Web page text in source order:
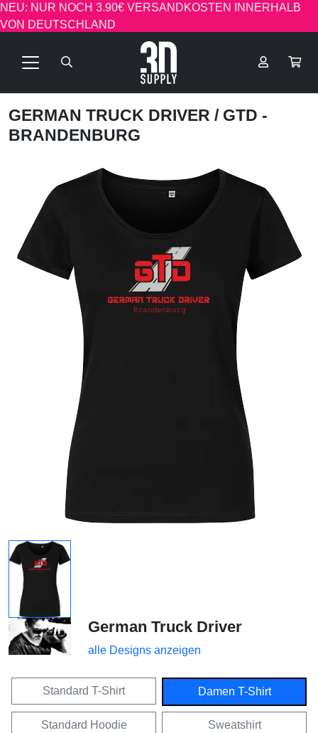
NEU: NUR NOCH 3.90€ VERSANDKOSTEN INNERHALB
VON DEUTSCHLAND
GERMAN TRUCK DRIVER / GTD -
BRANDENBURG
German Truck Driver
alle Designs anzeigen
Standard T-Shirt Damen T-Shirt
Standard Hoodie Sweatshirt